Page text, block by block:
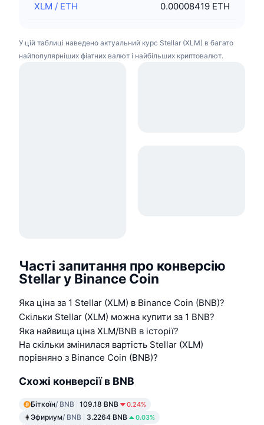
XLM / ETH 0.00008419 ETH
У цій таблиці наведено актуальний курс Stellar (XLM) в багато
найпопулярніших фіатних валют і найбільших криптовалют.
Часті запитання про конверсію
Stellar у Binance Coin
Яка ціна за 1 Stellar (XLM) в Binance Coin (BNB)?
Скільки Stellar (XLM) можна купити за 1 BNB?
Яка найвища ціна XLM/BNB в історії?
На скільки змінилася вартість Stellar (XLM)
порівняно з Binance Coin (BNB)?
Схожі конверсії в BNB
Біткоїн/ BNB 109.18 BNB 0.24%
Эфириум/ BNB 3.2264 BNB 0.03%